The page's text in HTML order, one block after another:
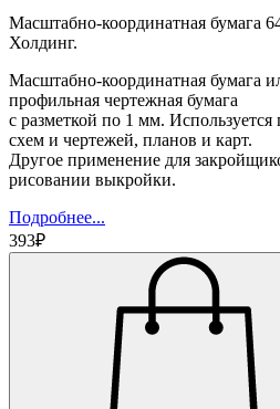
Масштабно-координатная бумага
Холдинг.
Масштабно-координатная бумага
профильная чертежная бумага
с разметкой по 1 мм.
схем и чертежей, планов и карт.
Другое применение для
рисовании выкройки.
Подробнее...
393₽